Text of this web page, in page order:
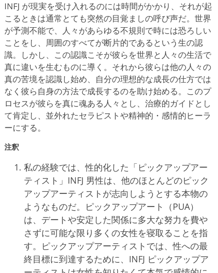
INFJ が現実を受け入れるのには時間がかかり、それが起
こるときは通常とても突然の目覚ましの呼び声だ。世界
が予測不能で、人々があらゆる不規則で時には恐ろしい
ことをし、周囲のすべてが断片的であるという生の認
識。しかし、この認識こそが彼らを世界と人々の生活で
真に違いを生むものに導く。それから彼らは他の人々の
真の苦境を認識し始め、自分の理想的な成長の仕方では
なく彼ら自身の方法で成長するのを助け始める。このプ
ロセスが彼らを真に魂ある人々とし、治療的ガイドとし
て肯定し、並外れたセラピストや精神的・感情的ヒーラ
ーにする。
注釈
私の経験では、性的化した「ピックアップアー
ティスト」INFJ 男性は、他のほとんどのピック
アップアーティストが志向しようとする本物の
ようなものだ。ピックアップアート（PUA）
は、デートや安定した関係に多大な努力を費や
さずに可能な限り多くの女性を寝取ることを指
す。ピックアップアーティストでは、性への最
終目標に到達するために、INFJ ピックアップア